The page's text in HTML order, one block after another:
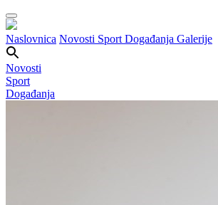
Naslovnica Novosti Sport Događanja Galerije
Novosti
Sport
Događanja